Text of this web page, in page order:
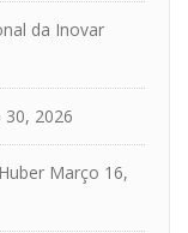
da Inovar
30, 2026
Março 16,